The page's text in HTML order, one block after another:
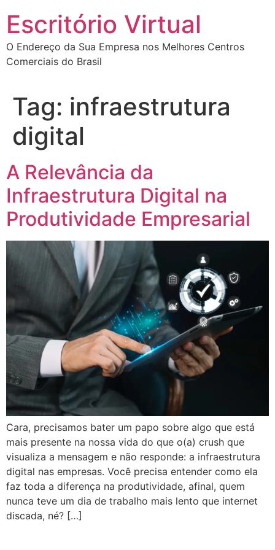
Escritório Virtual
O Endereço da Sua Empresa nos Melhores Centros
Comerciais do Brasil
Tag: infraestrutura
digital
A Relevância da
Infraestrutura Digital na
Produtividade Empresarial
Cara, precisamos bater um papo sobre algo que está
mais presente na nossa vida do que o(a) crush que
visualiza a mensagem e não responde: a infraestrutura
digital nas empresas. Você precisa entender como ela
faz toda a diferença na produtividade, afinal, quem
nunca teve um dia de trabalho mais lento que internet
discada, né? […]